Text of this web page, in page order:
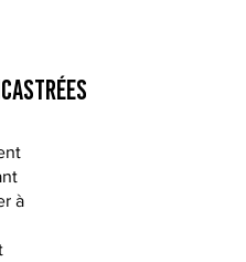
à